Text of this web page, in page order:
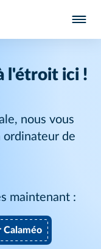
l'étroit ici !
nous vous
ordinateur de
maintenant :
Calaméo